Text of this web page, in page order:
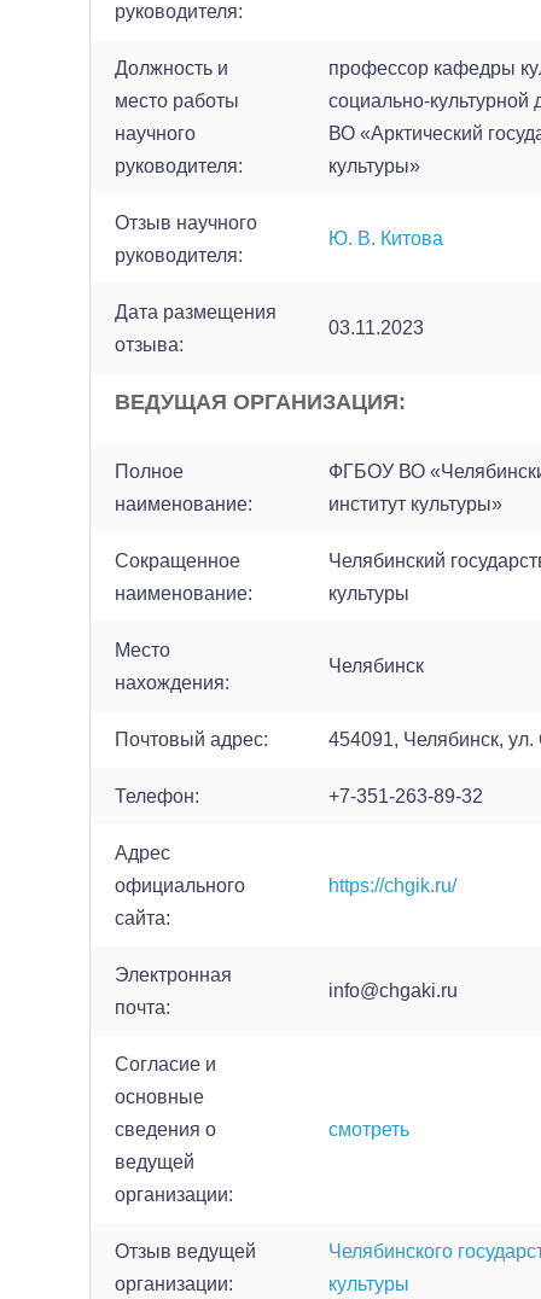
руководителя:
Должность и
место работы
научного
руководителя:
профессор кафедры
социально-
ВО «Арктический
культуры»
Отзыв научного
руководителя:
Ю. В. Китова
Дата размещения
отзыва:
03.11.2023
ВЕДУЩАЯ ОРГАНИЗАЦИЯ:
Полное
наименование:
ФГБОУ ВО
институт культуры»
Сокращенное
наименование:
Челябинский
культуры
Место
нахождения:
Челябинск
Почтовый адрес: 454091, Челябинск,
Телефон: +7-351-263-89-32
Адрес
официального
сайта:
https://chgik.ru/
Электронная
почта:
info@chgaki.ru
Согласие и
основные
сведения о
ведущей
организации:
смотреть
Отзыв ведущей
организации:
Челябинского
культуры